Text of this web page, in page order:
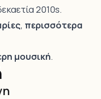
2010s.
, περισσότερα
μουσική.